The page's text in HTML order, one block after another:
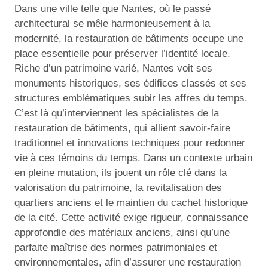
Dans une ville telle que Nantes, où le passé
architectural se mêle harmonieusement à la
modernité, la restauration de bâtiments occupe une
place essentielle pour préserver l’identité locale.
Riche d’un patrimoine varié, Nantes voit ses
monuments historiques, ses édifices classés et ses
structures emblématiques subir les affres du temps.
C’est là qu’interviennent les spécialistes de la
restauration de bâtiments, qui allient savoir-faire
traditionnel et innovations techniques pour redonner
vie à ces témoins du temps. Dans un contexte urbain
en pleine mutation, ils jouent un rôle clé dans la
valorisation du patrimoine, la revitalisation des
quartiers anciens et le maintien du cachet historique
de la cité. Cette activité exige rigueur, connaissance
approfondie des matériaux anciens, ainsi qu’une
parfaite maîtrise des normes patrimoniales et
environnementales, afin d’assurer une restauration